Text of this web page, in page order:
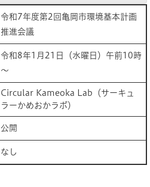
令和7年度第2回亀岡市環境基本計画
推進会議
令和8年1月21日（水曜日）午前10時
～
Circular Kameoka Lab（サーキュ
ラーかめおかラボ）
公開
なし